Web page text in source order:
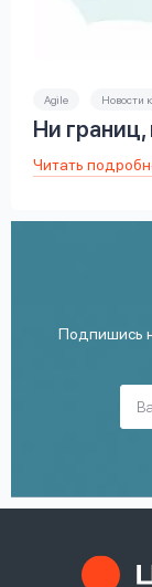
Agile Новости
Ни границ,
Читать
Подпишись